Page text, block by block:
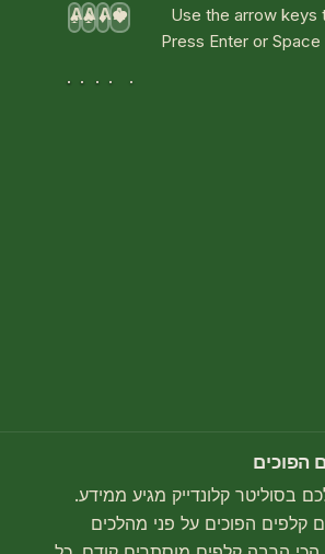
Use the arrow
Press Enter or
A
♥
A
♦
A
♣
A
♠
הפוכים
בסוליטר קלונדייק מגיע ממידע.
קלפים הפוכים על פני מהלכים